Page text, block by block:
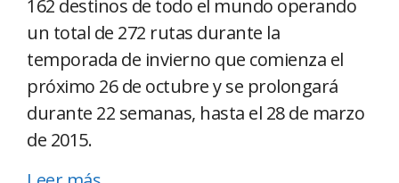
162 destinos de todo el mundo operando
un total de 272 rutas durante la
temporada de invierno que comienza el
próximo 26 de octubre y se prolongará
durante 22 semanas, hasta el 28 de marzo
de 2015.